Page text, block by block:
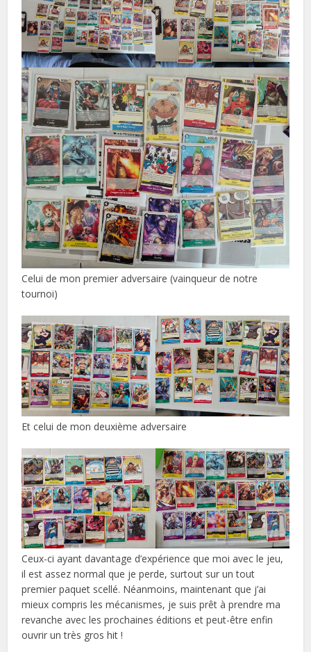
Celui de mon premier adversaire (vainqueur de notre
tournoi)
Et celui de mon deuxième adversaire
Ceux-ci ayant davantage d’expérience que moi avec le jeu,
il est assez normal que je perde, surtout sur un tout
premier paquet scellé. Néanmoins, maintenant que j’ai
mieux compris les mécanismes, je suis prêt à prendre ma
revanche avec les prochaines éditions et peut-être enfin
ouvrir un très gros hit !